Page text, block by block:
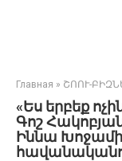
Главная » ՇՈՈՒ-
«Ես երբեք
Գոշ
Իննա